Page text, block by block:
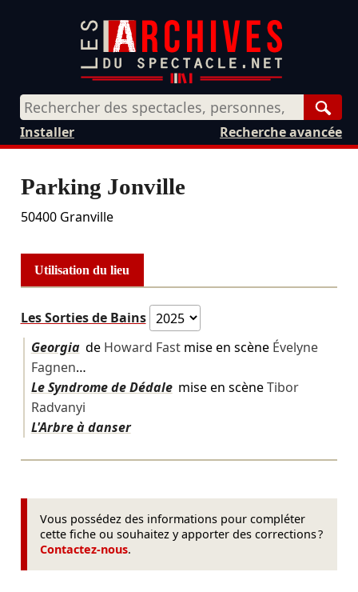
Recherche avancée
Installer
Parking Jonville
50400 Granville
Utilisation du lieu
Les Sorties de Bains
Georgiade Howard Fastmise en scène Évelyne
Fagnen…
Le Syndrome de Dédalemise en scèneTibor
Radvanyi
L'Arbre à danser
Vous possédez des informations pour compléter
cette fiche ou souhaitez y apporter des corrections ?
Contactez-nous.